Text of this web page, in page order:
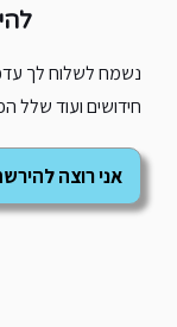
נשמח לשלוח לך
חידושים ועוד שלל